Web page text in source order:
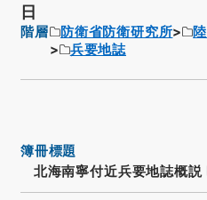
日
階層 防衛省防衛研究所
兵要地誌
簿冊標題
北海南寧付近兵要地誌概説